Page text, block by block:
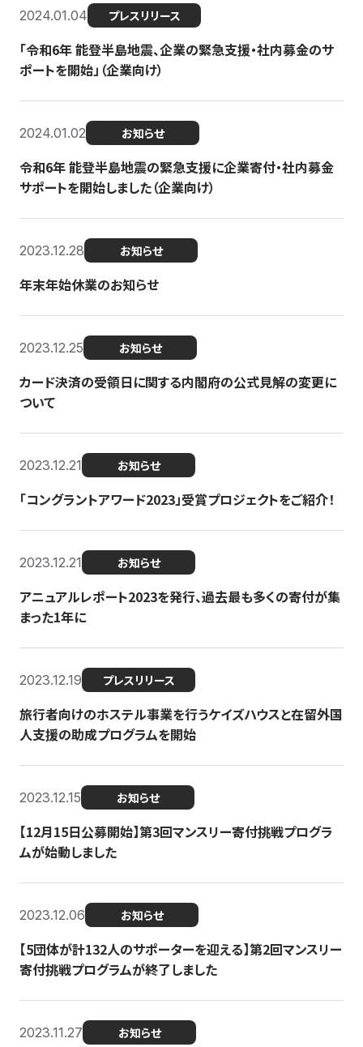
2024.01.04 プレスリリース
「令和6年 能登半島地震、企業の緊急支援・社内募金のサ
ポートを開始」（企業向け）
2024.01.02 お知らせ
令和6年 能登半島地震の緊急支援に企業寄付・社内募金
サポートを開始しました（企業向け）
2023.12.28 お知らせ
年末年始休業のお知らせ
2023.12.25 お知らせ
カード決済の受領日に関する内閣府の公式見解の変更に
ついて
2023.12.21 お知らせ
「コングラントアワード2023」受賞プロジェクトをご紹介！
2023.12.21 お知らせ
アニュアルレポート2023を発行、過去最も多くの寄付が集
まった1年に
2023.12.19 プレスリリース
旅行者向けのホステル事業を行うケイズハウスと在留外国
人支援の助成プログラムを開始
2023.12.15 お知らせ
【12月15日公募開始】第3回マンスリー寄付挑戦プログラ
ムが始動しました
2023.12.06 お知らせ
【5団体が計132人のサポーターを迎える】第2回マンスリー
寄付挑戦プログラムが終了しました
2023.11.27 お知らせ